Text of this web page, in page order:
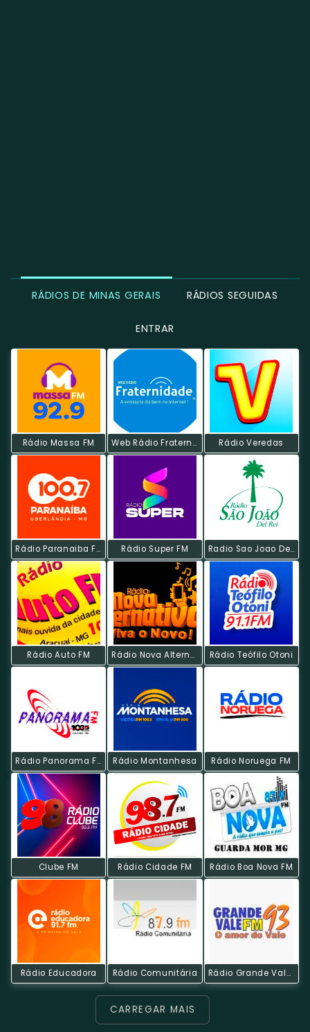
RÁDIOS DE MINAS GERAIS RÁDIOS SEGUIDAS
ENTRAR
Rádio Massa FM Web Rádio Fraternidade Rádio Veredas
Rádio Paranaiba FM Rádio Super FM Radio Sao Joao Del Rei
Rádio Auto FM Rádio Nova Alternativa Rádio Teófilo Otoni
Rádio Panorama FM Rádio Montanhesa Rádio Noruega FM
Clube FM Rádio Cidade FM Rádio Boa Nova FM
Rádio Educadora Rádio Comunitária Rádio Grande Vale FM
CARREGAR MAIS